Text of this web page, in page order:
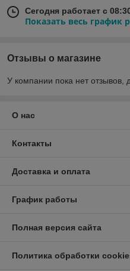
Сегодня работает с
Показать весь график
Отзывы о магазине
У компании пока нет отзывов,
О нас
Контакты
Доставка и оплата
График работы
Полная версия сайта
Политика обработки